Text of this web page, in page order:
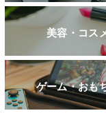
美容・コス
ゲーム・おも